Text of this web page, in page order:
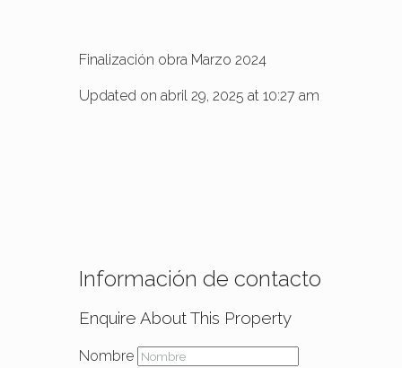
Finalización obra Marzo 2024
Updated on abril 29, 2025 at 10:27 am
Información de contacto
Enquire About This Property
Nombre